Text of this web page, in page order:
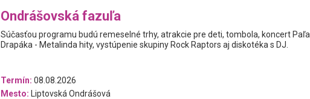
Ondrášovská fazuľa
Súčasťou programu budú remeselné trhy, atrakcie pre deti, tombola, koncert Paľa
Drapáka - Metalinda hity, vystúpenie skupiny Rock Raptors aj diskotéka s DJ.
Termín: 08.08.2026
Mesto: Liptovská Ondrášová